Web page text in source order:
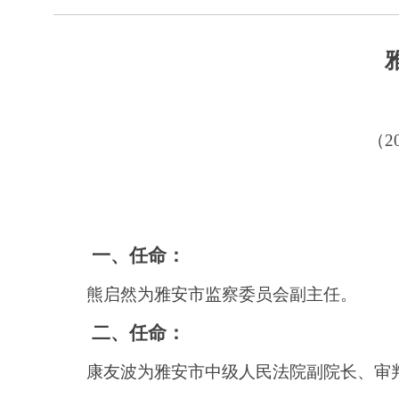
（
一、任命：
熊启然为雅安市监察委员会副主任。
二、任命：
康友波为雅安市中级人民法院副院长、